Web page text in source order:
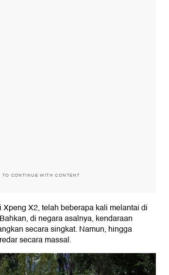
TO CONTINUE WITH CONTENT
X2, telah beberapa kali melantai di
di negara asalnya, kendaraan
secara singkat. Namun, hingga
secara massal.